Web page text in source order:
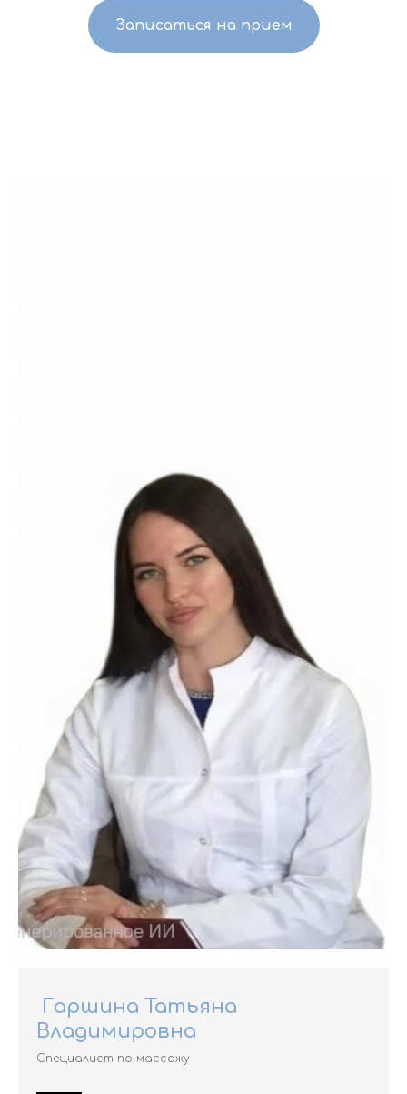
Записаться на прием
Гаршина Татьяна
Владимировна
Специалист по массажу